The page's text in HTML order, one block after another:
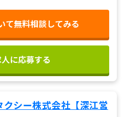
て無料相談してみる
に応募する
クシー株式会社【深江営